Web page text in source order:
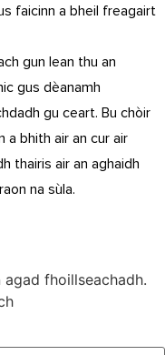
faicinn a bheil freagairt
gun lean thu an
gus dèanamh
gu ceart. Bu chòir
a bhith air an cur air
thairis air an aghaidh
na sùla.
fhoillseachadh.